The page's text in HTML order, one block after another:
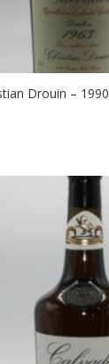
Drouin – 1990